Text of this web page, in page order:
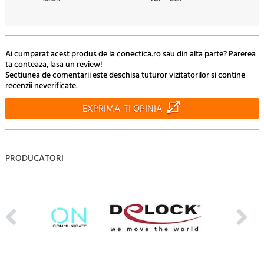
Ai cumparat acest produs de la conectica.ro sau din alta parte? Parerea
ta conteaza, lasa un review!
Sectiunea de comentarii este deschisa tuturor vizitatorilor si contine
recenzii neverificate.
EXPRIMA-TI OPINIA
PRODUCATORI